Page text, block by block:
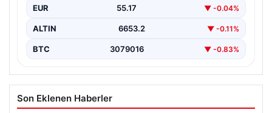
EUR 55.17 ▼ -0.04%
ALTIN 6653.2 ▼ -0.11%
BTC 3079016 ▼ -0.83%
Son Eklenen Haberler